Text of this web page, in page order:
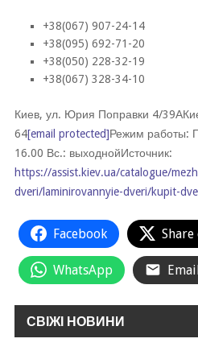
+38(067) 907-24-14
+38(095) 692-71-20
+38(050) 228-32-19
+38(067) 328-34-10
Киев, ул. Юрия Поправки 4/
64[email protected]Режим работы:
16.00 Вс.: выходнойИсточник:
https://assist.kiev.ua/catalogue/
dveri/laminirovannyie-dveri/kupit-
Facebook Share
WhatsApp
СВІЖІ НОВИНИ